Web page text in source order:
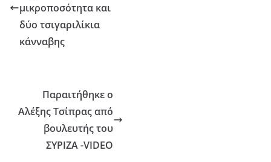
μικροποσότητα και
δύο τσιγαριλίκια
κάνναβης
Παραιτήθηκε ο
Αλέξης Τσίπρας από
βουλευτής του
ΣΥΡΙΖΑ -VIDEO